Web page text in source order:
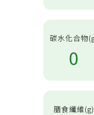
碳水化合物
0
膳食纖維(g)